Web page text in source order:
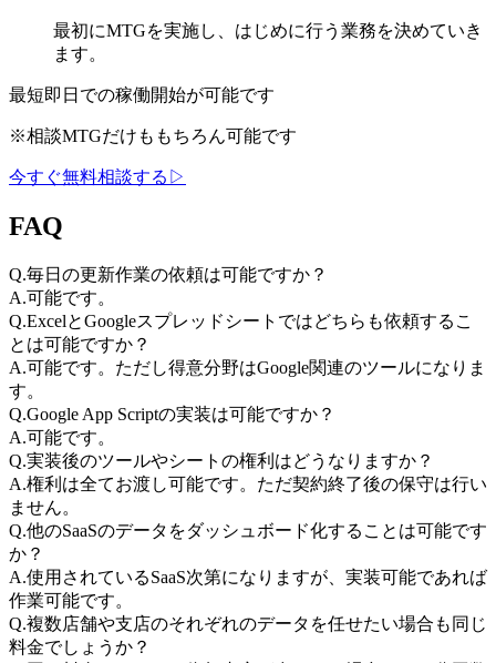
最初にMTGを実施し、はじめに行う業務を決めていき
ます。
最短即日での稼働開始が可能です
※相談MTGだけももちろん可能です
今すぐ無料相談する ▷
FAQ
Q.毎日の更新作業の依頼は可能ですか？
A.可能です。
Q.ExcelとGoogleスプレッドシートではどちらも依頼するこ
とは可能ですか？
A.可能です。ただし得意分野はGoogle関連のツールになりま
す。
Q.Google App Scriptの実装は可能ですか？
A.可能です。
Q.実装後のツールやシートの権利はどうなりますか？
A.権利は全てお渡し可能です。ただ契約終了後の保守は行い
ません。
Q.他のSaaSのデータをダッシュボード化することは可能です
か？
A.使用されているSaaS次第になりますが、実装可能であれば
作業可能です。
Q.複数店舗や支店のそれぞれのデータを任せたい場合も同じ
料金でしょうか？